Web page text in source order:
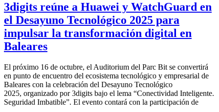
3digits reúne a Huawei y WatchGuard en
el Desayuno Tecnológico 2025 para
impulsar la transformación digital en
Baleares
El próximo 16 de octubre, el Auditorium del Parc Bit se convertirá
en punto de encuentro del ecosistema tecnológico y empresarial de
Baleares con la celebración del Desayuno Tecnológico
2025, organizado por 3digits bajo el lema “Conectividad Inteligente.
Seguridad Imbatible”. El evento contará con la participación de